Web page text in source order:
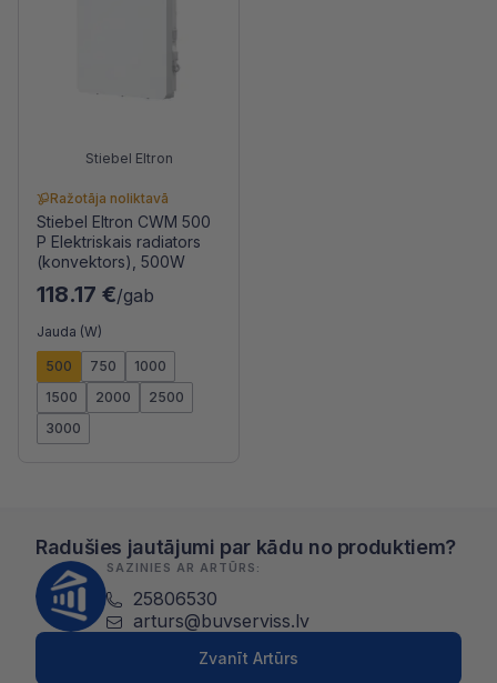
Stiebel Eltron
Ražotāja noliktavā
Stiebel Eltron CWM 500
P Elektriskais radiators
(konvektors), 500W
118.17 €/gab
Jauda (W)
500 750
1000
1500
2000
2500
3000
Radušies jautājumi par kādu no produktiem?
SAZINIES AR ARTŪRS:
25806530
arturs@buvserviss.lv
Zvanīt Artūrs